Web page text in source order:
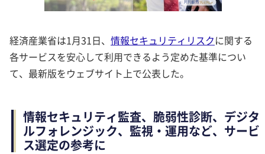
経済産業省は1月31日、 情報セキュリティリスクに関する
各サービスを安心して利用できるよう定めた基準につい
て、最新版をウェブサイト上で公表した。
情報セキュリティ監査、脆弱性診断、デジタ
ルフォレンジック、監視・運用など、サービ
ス選定の参考に